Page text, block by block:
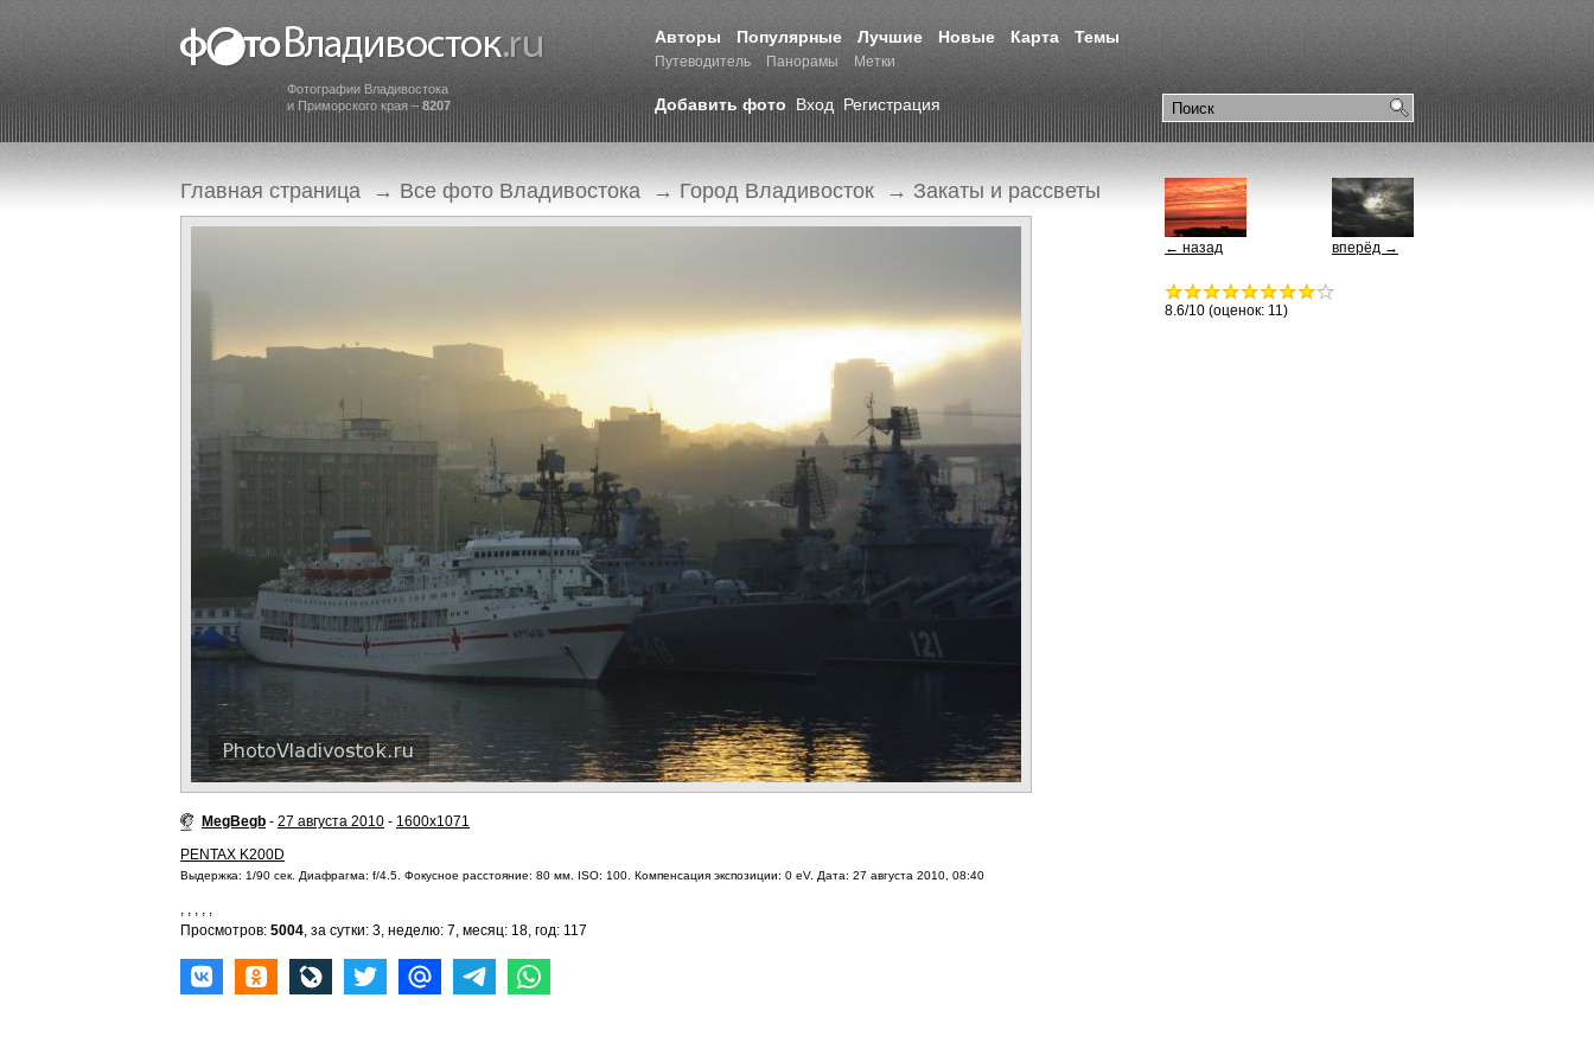
Фотографии Владивостока
и Приморского края – 8207
Авторы Популярные Лучшие Новые Карта Темы
Путеводитель Панорамы Метки
Добавить фото Вход Регистрация
Главная страница → Все фото Владивостока → Город Владивосток → Закаты и рассветы
MegBegb - 27 августа 2010 - 1600x1071
PENTAX K200D
Выдержка: 1/90 сек. Диафрагма: f/4.5. Фокусное расстояние: 80 мм. ISO: 100. Компенсация экспозиции: 0 eV. Дата: 27 августа 2010, 08:40
, , , , ,
Просмотров: 5004, за сутки: 3, неделю: 7, месяц: 18, год: 117
вперёд →
← назад
8.6/10 (оценок: 11)